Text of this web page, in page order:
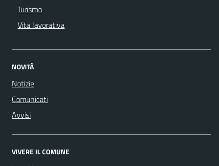
Turismo
Vita lavorativa
NOVITÀ
Notizie
Comunicati
Avvisi
VIVERE IL COMUNE